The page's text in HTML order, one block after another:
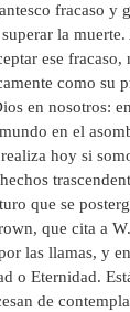
fracaso y
la muerte.
ese fracaso,
como su
en nosotros:
en el
hoy si
que se
que cita a
las llamas, y
o Eternidad.
de